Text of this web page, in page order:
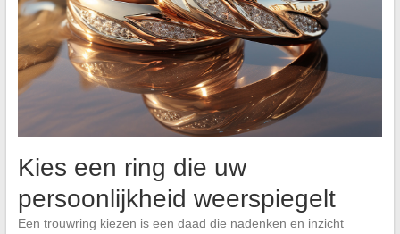
Kies een ring die uw
persoonlijkheid weerspiegelt
Een trouwring kiezen is een daad die nadenken en inzicht